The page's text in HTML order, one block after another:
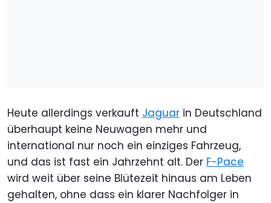
Heute allerdings verkauft Jaguar in Deutschland
überhaupt keine Neuwagen mehr und
international nur noch ein einziges Fahrzeug,
und das ist fast ein Jahrzehnt alt. Der F-Pace
wird weit über seine Blütezeit hinaus am Leben
gehalten, ohne dass ein klarer Nachfolger in